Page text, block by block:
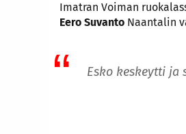
Imatran Voiman
Eero Suvanto Naantalin
Esko keskeytti